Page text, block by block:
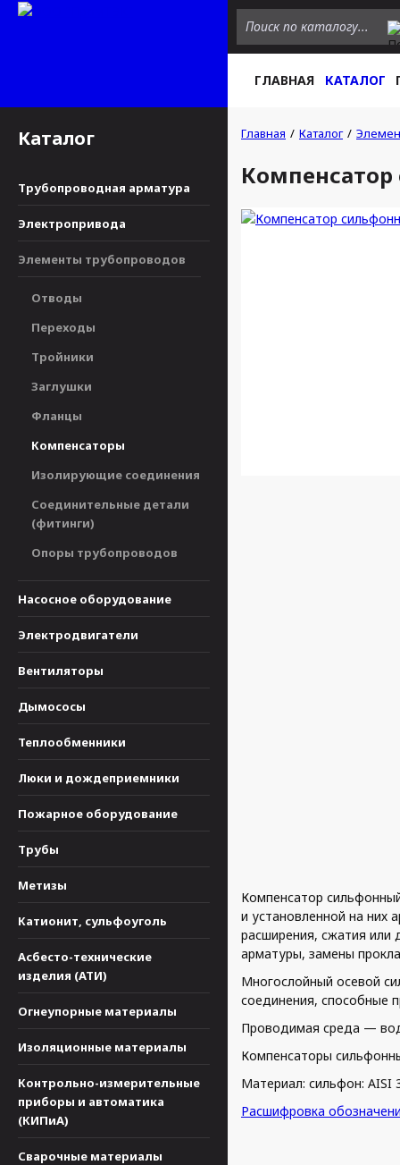
ГЛАВНАЯ КАТАЛОГ
Каталог
Трубопроводная арматура
Электропривода
Элементы трубопроводов
Отводы
Переходы
Тройники
Заглушки
Фланцы
Компенсаторы
Изолирующие соединения
Соединительные детали
(фитинги)
Опоры трубопроводов
Насосное оборудование
Электродвигатели
Вентиляторы
Дымососы
Теплообменники
Люки и дождеприемники
Пожарное оборудование
Трубы
Метизы
Катионит, сульфоуголь
Асбесто-технические
изделия (АТИ)
Огнеупорные материалы
Изоляционные материалы
Контрольно-измерительные
приборы и автоматика
(КИПиА)
Сварочные материалы
Главная Каталог
Компенсатор
и установленной на них
расширения, сжатия
арматуры, замены
Многослойный осевой
соединения, способные
Проводимая среда —
Компенсаторы
Материал: сильфон: AISI
Расшифровка